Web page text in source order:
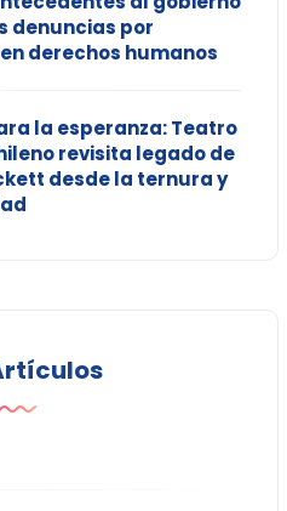
denuncias por
derechos humanos
la esperanza: Teatro
revisita legado de
desde la ternura y